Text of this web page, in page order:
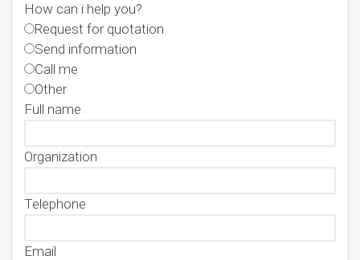
How can i help you?
Request for quotation
Send information
Call me
Other
Full name
Organization
Telephone
Email